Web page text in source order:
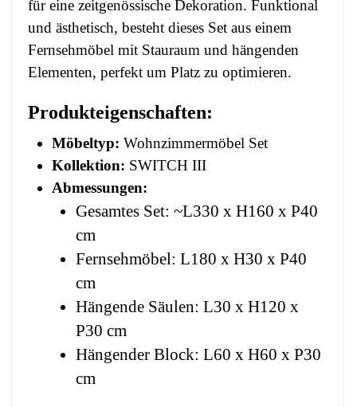
für eine zeitgenössische Dekoration. Funktional
und ästhetisch, besteht dieses Set aus einem
Fernsehmöbel mit Stauraum und hängenden
Elementen, perfekt um Platz zu optimieren.
Produkteigenschaften:
Möbeltyp: Wohnzimmermöbel Set
Kollektion: SWITCH III
Abmessungen:
Gesamtes Set: ~L330 x H160 x P40
cm
Fernsehmöbel: L180 x H30 x P40
cm
Hängende Säulen: L30 x H120 x
P30 cm
Hängender Block: L60 x H60 x P30
cm